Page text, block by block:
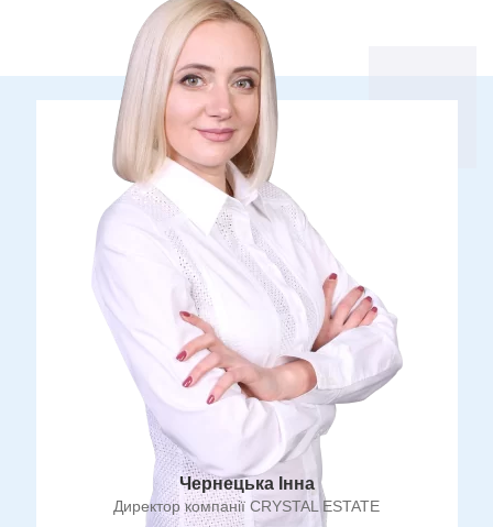
Чернецька Інна
Директор компанії CRYSTAL ESTATE